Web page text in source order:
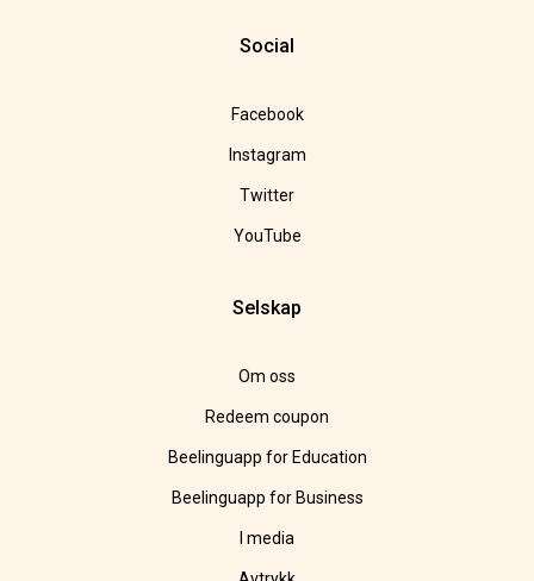
Social
Facebook
Instagram
Twitter
YouTube
Selskap
Om oss
Redeem coupon
Beelinguapp for Education
Beelinguapp for Business
I media